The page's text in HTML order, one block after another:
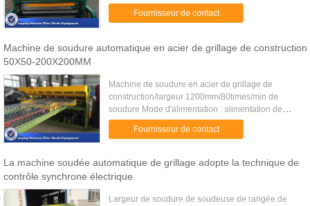
automatique JG de maillage de soudure 1. largeur
: 1200mm-3000mm 2. diamètre de fil : 1.4mm-
Fournisseur de contact
Machine de soudure automatique en acier de grillage de construction
50X50-200X200MM
Machine de soudure en acier de grillage de
construction/largeur 1200mm/80times/min de
soudure Mode d'alimentation : alimentation de
bobine Le dispositif de trame de coupe de
précision et le dispositif de mise ...
Fournisseur de contact
La machine soudée automatique de grillage adopte la technique de
contrôle synchrone électrique
Largeur de soudure de soudeuse de rangée de